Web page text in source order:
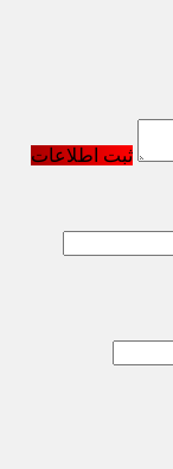
ثبت اطلاعات